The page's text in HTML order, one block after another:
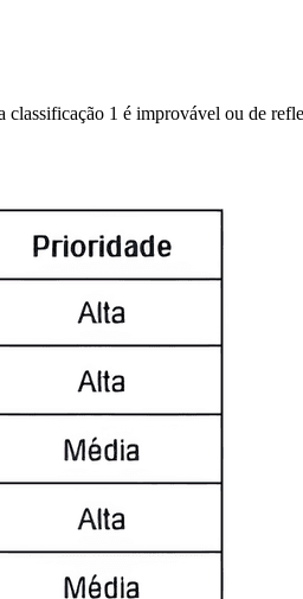
1 é improvável ou de